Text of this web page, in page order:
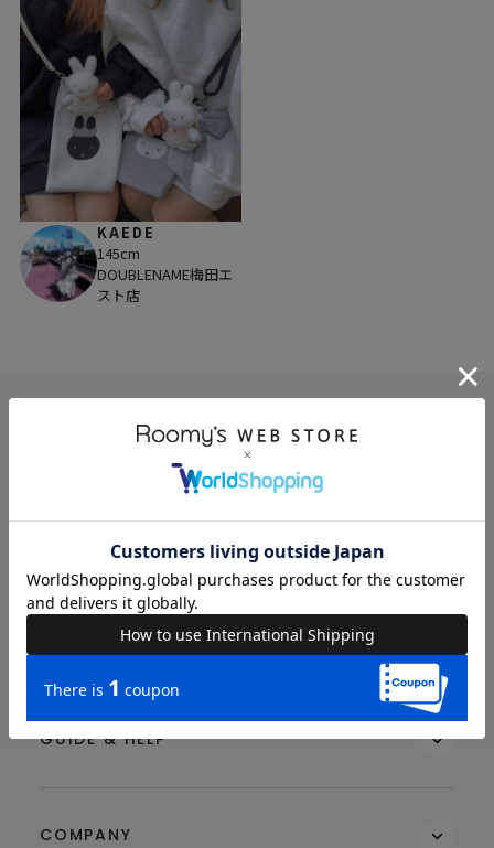
KAEDE
145cm
DOUBLENAME梅田エ
スト店
SEARCH ITEMS
MEMBERS
GUIDE & HELP
COMPANY